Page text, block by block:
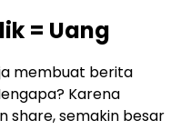
= Uang
membuat berita
Karena
share, semakin besar